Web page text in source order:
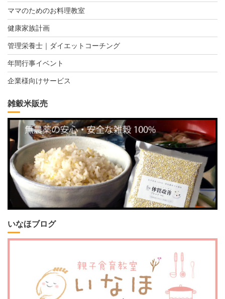
ママのためのお料理教室
健康家族計画
管理栄養士｜ダイエットコーチング
年間行事イベント
企業様向けサービス
雑穀米販売
いなほブログ